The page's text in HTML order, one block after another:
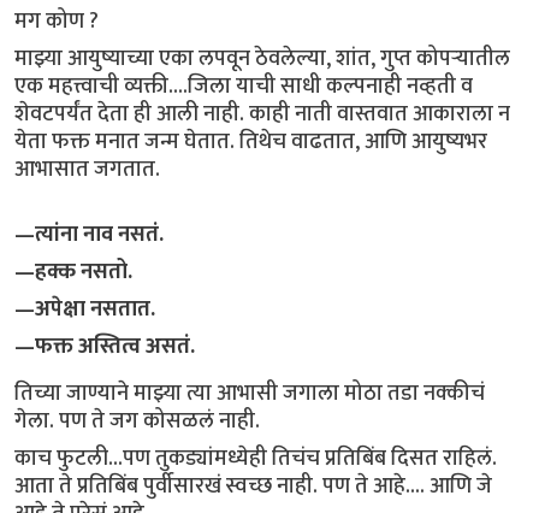
मग कोण ?
माझ्या आयुष्याच्या एका लपवून ठेवलेल्या, शांत, गुप्त कोपऱ्यातील
एक महत्त्वाची व्यक्ती....जिला याची साधी कल्पनाही नव्हती व
शेवटपर्यंत देता ही आली नाही. काही नाती वास्तवात आकाराला न
येता फक्त मनात जन्म घेतात. तिथेच वाढतात, आणि आयुष्यभर
आभासात जगतात.
—त्यांना नाव नसतं.
—हक्क नसतो.
—अपेक्षा नसतात.
—फक्त अस्तित्व असतं.
तिच्या जाण्याने माझ्या त्या आभासी जगाला मोठा तडा नक्कीचं
गेला. पण ते जग कोसळलं नाही.
काच फुटली...पण तुकड्यांमध्येही तिचंच प्रतिबिंब दिसत राहिलं.
आता ते प्रतिबिंब पुर्वीसारखं स्वच्छ नाही. पण ते आहे.... आणि जे